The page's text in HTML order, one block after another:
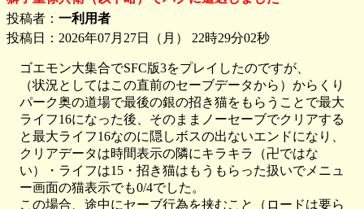
投稿者： 一利用者
投稿日：2026年07月27日（月） 22時29分02秒
ゴエモン大集合でSFC版3をプレイしたのですが、
（状況としてはこの直前のセーブデータから）からくり
パーク奥の道場で最後の銀の招き猫をもらうことで最大
ライフ16になった後、そのままノーセーブでクリアする
と最大ライフ16なのに隠しボスの出ないエンドになり、
クリアデータは時間表示の隣にキラキラ（卍ではな
い）・ライフは15・招き猫はもうもらった扱いでメニュ
ー画面の猫表示でも0/4でした。
この場合、途中にセーブ行為を挟むこと（ロードは要ら